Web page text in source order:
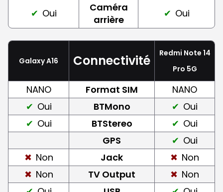
Oui
Caméra
arrière
Oui
Galaxy A16 Connectivité
Redmi Note 14
Pro 5G
NANO Format SIM
NANO
Oui
BTMono
Oui
Oui
BTStereo
Oui
GPS
Oui
Non
Jack
Non
Non
TV Output
Non